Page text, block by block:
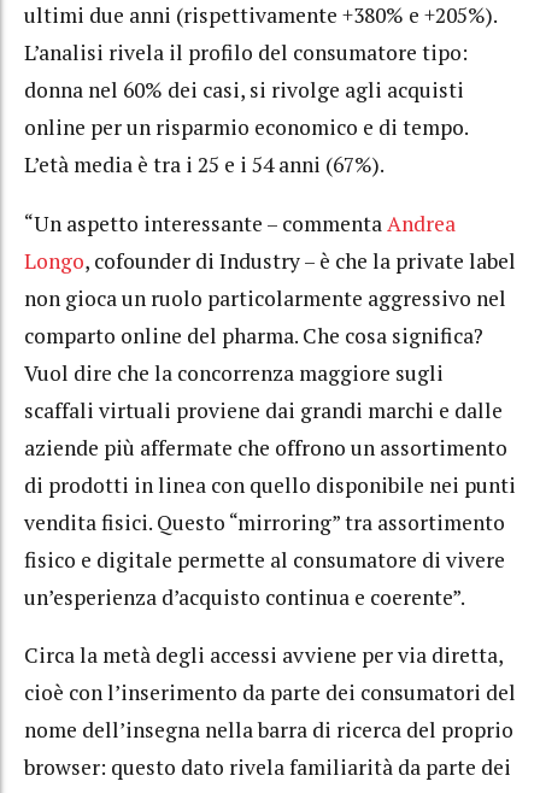
ultimi due anni (rispettivamente +380% e +205%).
L’analisi rivela il profilo del consumatore tipo:
donna nel 60% dei casi, si rivolge agli acquisti
online per un risparmio economico e di tempo.
L’età media è tra i 25 e i 54 anni (67%).
“Un aspetto interessante – commenta Andrea
Longo, cofounder di Industry – è che la private label
non gioca un ruolo particolarmente aggressivo nel
comparto online del pharma. Che cosa significa?
Vuol dire che la concorrenza maggiore sugli
scaffali virtuali proviene dai grandi marchi e dalle
aziende più affermate che offrono un assortimento
di prodotti in linea con quello disponibile nei punti
vendita fisici. Questo “mirroring” tra assortimento
fisico e digitale permette al consumatore di vivere
un’esperienza d’acquisto continua e coerente”.
Circa la metà degli accessi avviene per via diretta,
cioè con l’inserimento da parte dei consumatori del
nome dell’insegna nella barra di ricerca del proprio
browser: questo dato rivela familiarità da parte dei